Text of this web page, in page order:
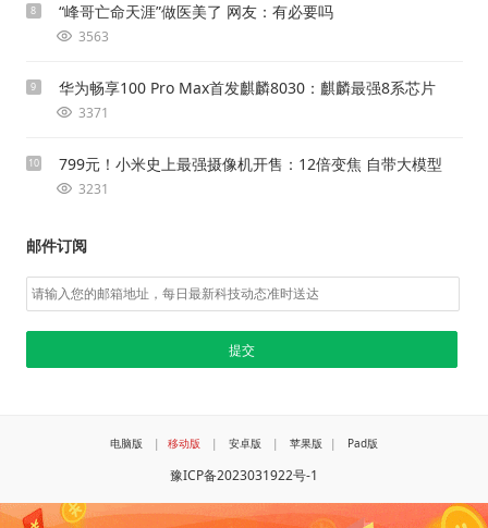
8 “峰哥亡命天涯”做医美了 网友：有必要吗
3563
9 华为畅享100 Pro Max首发麒麟8030：麒麟最强8系芯片
3371
10 799元！小米史上最强摄像机开售：12倍变焦 自带大模型
3231
邮件订阅
电脑版 | 移动版 | 安卓版 | 苹果版 | Pad版
豫ICP备2023031922号-1